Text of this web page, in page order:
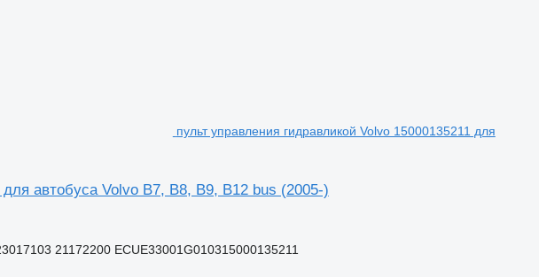
пульт управления гидравликой Volvo 15000135211 для
автобуса Volvo B7, B8, B9, B12 bus (2005-)
21172200 ECUE33001G010315000135211